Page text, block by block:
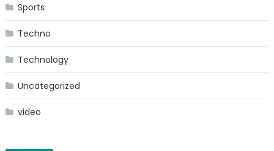
Sports
Techno
Technology
Uncategorized
video